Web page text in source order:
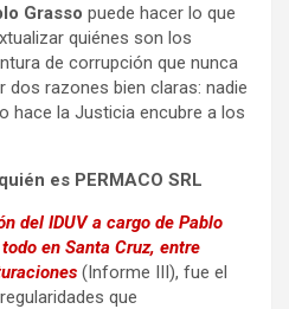
Grasso puede hacer lo que
quiénes son los
de corrupción que nunca
dos razones bien claras: nadie
hace la Justicia encubre a los
quién es PERMACO SRL
del IDUV a cargo de Pablo
en Santa Cruz, entre
(Informe III), fue el
que